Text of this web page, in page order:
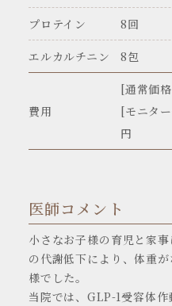
プロテイン 8回
エルカルチニン 8包
費用
[通常価
[モニタ
円
医師コメント
小さなお子様の育児と家
の代謝低下により、体重
様でした。
当院では、GLP-1受容体